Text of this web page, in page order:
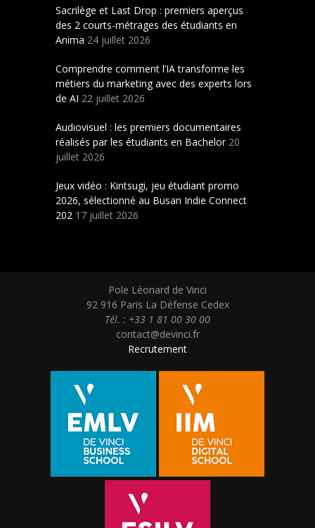
Sacrilège et Last Drop : premiers aperçus
des 2 courts-métrages des étudiants en
Anima 24 juillet 2026
Comprendre comment l’IA transforme les
métiers du marketing avec des experts lors
de AI 22 juillet 2026
Audiovisuel : les premiers documentaires
réalisés par les étudiants en Bachelor 20
juillet 2026
Jeux vidéo : Kintsugi, jeu étudiant promo
2026, sélectionné au Busan Indie Connect
202 17 juillet 2026
Pole Léonard de Vinci
92 916 Paris La Défense Cedex
Tél. : +33 1 81 00 30 00
contact@devinci.fr
Recrutement